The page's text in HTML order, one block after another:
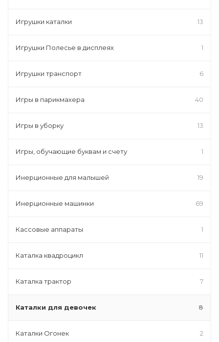
Игрушки каталки 13
Игрушки Полесье в дисплеях 1
Игрушки транспорт 6
Игры в парикмахера 40
Игры в уборку 13
Игры, обучающие буквам и счету 1
Инерционные для малышей 19
Инерционные машинки 69
Кассовые аппараты 1
Каталка квадроцикл 11
Каталка трактор 7
Каталки для девочек 8
Каталки Огонек 2